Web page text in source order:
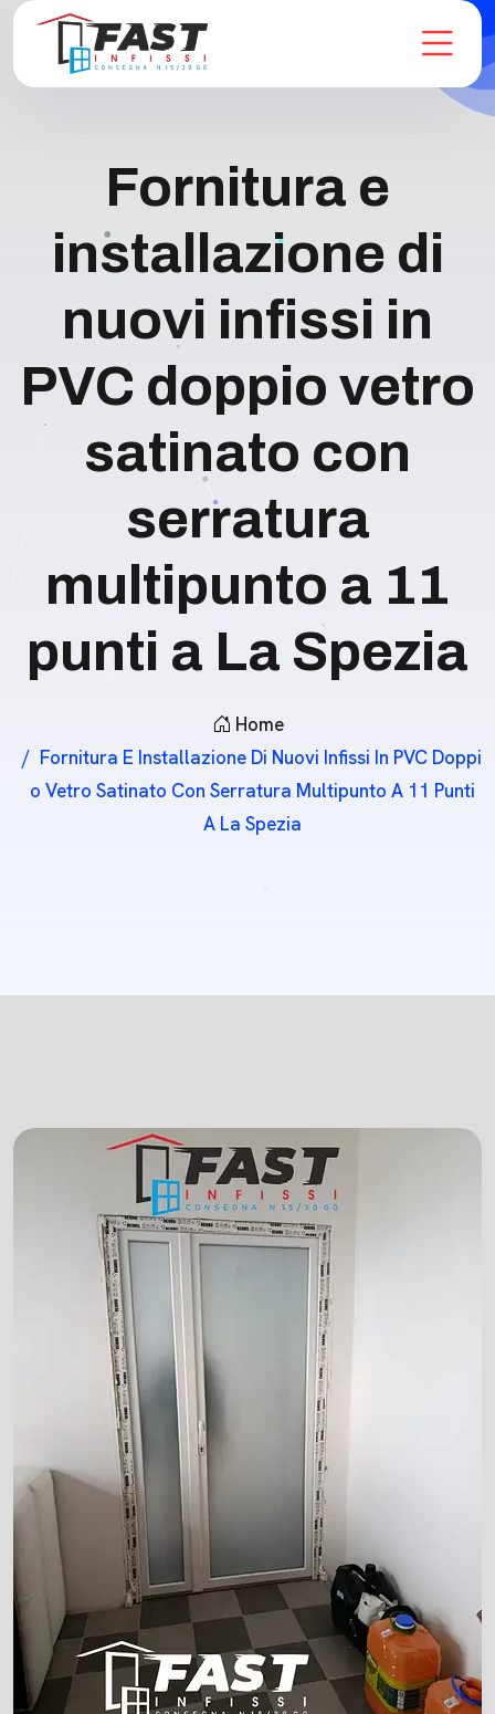
Fornitura e
installazione di
nuovi infissi in
PVC doppio vetro
satinato con
serratura
multipunto a 11
punti a La Spezia
Home
Fornitura E Installazione Di Nuovi Infissi In PVC Doppi
O Vetro Satinato Con Serratura Multipunto A 11 Punti
A La Spezia